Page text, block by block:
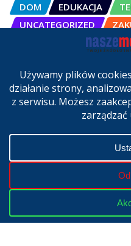
DOM EDUKACJA
UNCATEGORIZED
OSCAL Pad
sprzedaży w
cze 27, 2026